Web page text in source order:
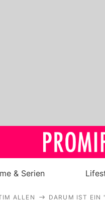
& Serien
ALLEN DARUM IST EIN